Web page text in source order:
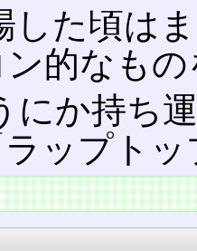
した頃は
ン的なも
にか持ち
ップト